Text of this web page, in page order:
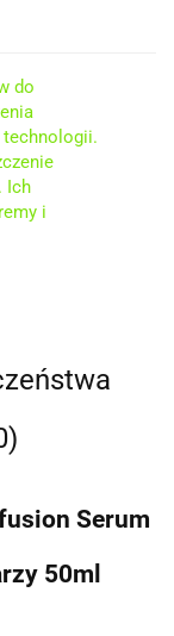
do
technologii.
Ich
i
Serum
50ml